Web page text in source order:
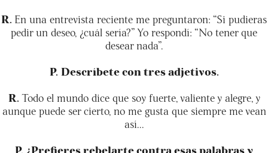
R. En una entrevista reciente me preguntaron: “Si pudieras
pedir un deseo, ¿cuál sería?” Yo respondí: “No tener que
desear nada”.
P. Descríbete con tres adjetivos.
R. Todo el mundo dice que soy fuerte, valiente y alegre, y
aunque puede ser cierto, no me gusta que siempre me vean
así...
P. ¿Prefieres rebelarte contra esas palabras y